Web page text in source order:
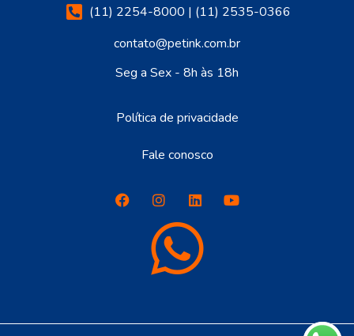
(11) 2254-8000 | (11) 2535-0366
contato@petink.com.br
Seg a Sex - 8h às 18h
Política de privacidade
Fale conosco